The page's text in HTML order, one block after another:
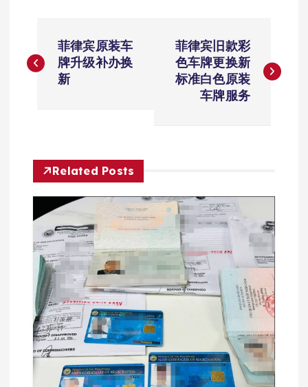
章
菲律宾原装车
牌升级补办换
新
菲律宾旧款彩
色车牌更换新
标准白色原装
车牌服务
Related Posts